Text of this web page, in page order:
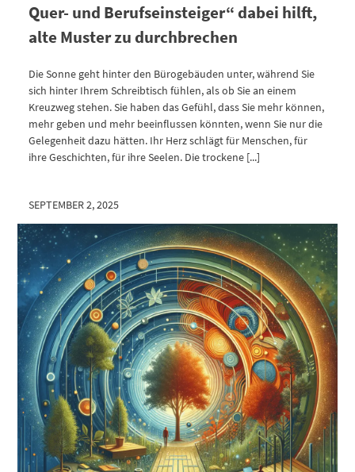
Quer- und Berufseinsteiger“ dabei hilft,
alte Muster zu durchbrechen
Die Sonne geht hinter den Bürogebäuden unter, während Sie
sich hinter Ihrem Schreibtisch fühlen, als ob Sie an einem
Kreuzweg stehen. Sie haben das Gefühl, dass Sie mehr können,
mehr geben und mehr beeinflussen könnten, wenn Sie nur die
Gelegenheit dazu hätten. Ihr Herz schlägt für Menschen, für
ihre Geschichten, für ihre Seelen. Die trockene [...]
SEPTEMBER 2, 2025